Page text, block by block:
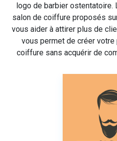
logo de barbier
salon de coiffure proposés
vous aider à attirer plus de
vous permet de créer
coiffure sans acquérir de